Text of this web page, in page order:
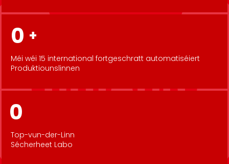
0 +
Méi wéi 15 international fortgeschratt automatiséiert
Produktiounslinnen
0
Top-vun-der-Linn
Sécherheet Labo